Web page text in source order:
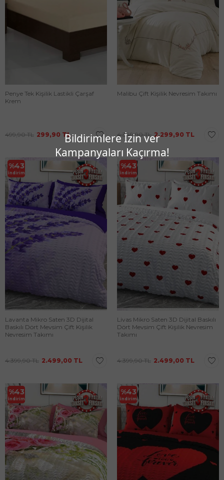
Bildirimlere İzin ver
Kampanyaları Kaçırma!
Penye Tek Kişilik Lastikli Çarşaf
Krem
499,90TL 299,90 TL
Malibu Çift Kişilik Nevresim Takımı
4.349,90TL 2.299,90 TL
%43
İndirim
Lavanta Mikro Saten 3D Dijital
Baskılı Dört Mevsim Çift Kişilik
Nevresim Takımı
4.399,90TL 2.499,00 TL
%43
İndirim
Livas Mikro Saten 3D Dijital Baskılı
Dört Mevsim Çift Kişilik Nevresim
Takımı
4.399,90TL 2.499,00 TL
%43
İndirim
%43
İndirim